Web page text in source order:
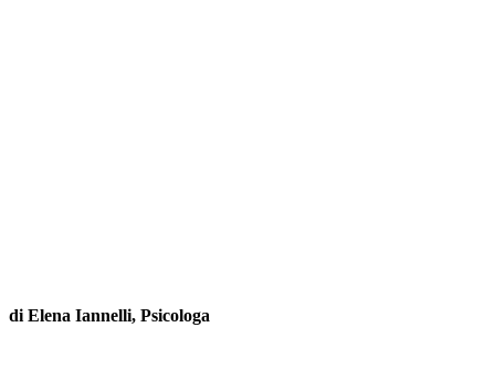
di Elena Iannelli, Psicologa